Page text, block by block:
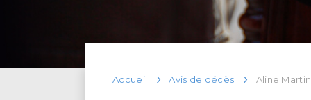
Accueil Avis de décès Aline Martin